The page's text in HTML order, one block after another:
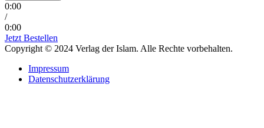
0:00
/
0:00
Jetzt Bestellen
Copyright © 2024 Verlag der Islam. Alle Rechte vorbehalten.
Impressum
Datenschutzerklärung